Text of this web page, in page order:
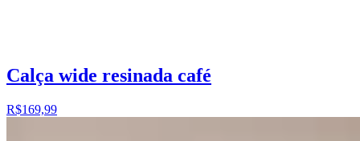
Calça wide resinada café
R$169,99